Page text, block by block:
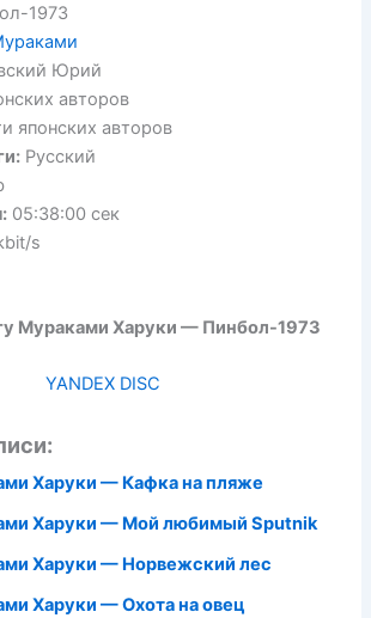
1973
Юрий
авторов
японских авторов
Русский
05:38:00 сек
s
Мураками Харуки — Пинбол-1973
YANDEX DISC
Харуки — Кафка на пляже
Харуки — Мой любимый Sputnik
Харуки — Норвежский лес
Харуки — Охота на овец